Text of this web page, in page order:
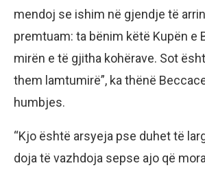
mendoj se ishim në gjendje të
premtuam: ta bënim këtë Kupën e
mirën e të gjitha kohërave. Sot
them lamtumirë”, ka thënë
humbjes.
“Kjo është arsyeja pse duhet të
doja të vazhdoja sepse ajo që